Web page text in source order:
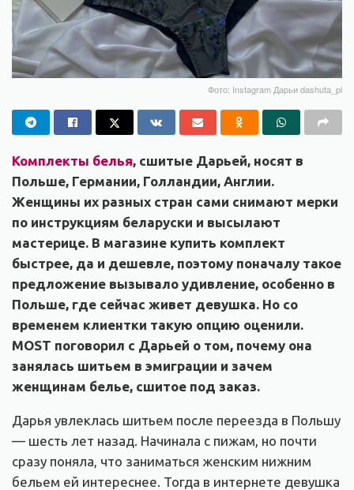
Фото: Instagram Дарьи dashuta_pl
Комплекты белья, сшитые Дарьей, носят в
Польше, Германии, Голландии, Англии.
Женщины их разных стран сами снимают мерки
по инструкциям беларуски и высылают
мастерице. В магазине купить комплект
быстрее, да и дешевле, поэтому поначалу такое
предложение вызывало удивление, особенно в
Польше, где сейчас живет девушка. Но со
временем клиентки такую опцию оценили.
MOST поговорил с Дарьей о том, почему она
занялась шитьем в эмиграции и зачем
женщинам белье, сшитое под заказ.
Дарья увлеклась шитьем после переезда в Польшу
— шесть лет назад. Начинала с пижам, но почти
сразу поняла, что заниматься женским нижним
бельем ей интереснее. Тогда в интернете девушка